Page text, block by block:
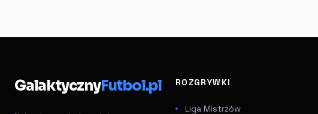
GalaktycznyFutbol.pl ROZGRYWKI
Liga Mistrzów